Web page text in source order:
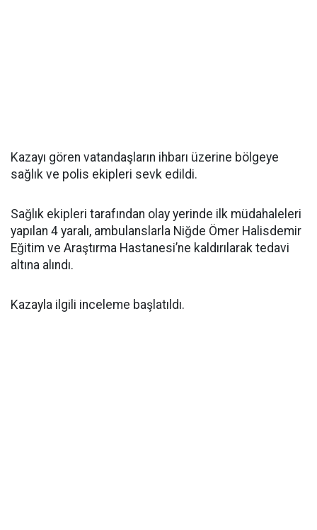
Kazayı gören vatandaşların ihbarı üzerine bölgeye
sağlık ve polis ekipleri sevk edildi.
Sağlık ekipleri tarafından olay yerinde ilk müdahaleleri
yapılan 4 yaralı, ambulanslarla Niğde Ömer Halisdemir
Eğitim ve Araştırma Hastanesi’ne kaldırılarak tedavi
altına alındı.
Kazayla ilgili inceleme başlatıldı.